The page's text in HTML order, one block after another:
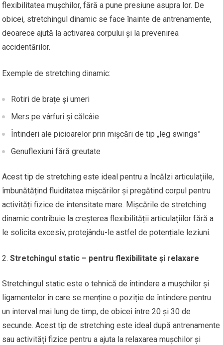
flexibilitatea mușchilor, fără a pune presiune asupra lor. De
obicei, stretchingul dinamic se face înainte de antrenamente,
deoarece ajută la activarea corpului și la prevenirea
accidentărilor.
Exemple de stretching dinamic:
Rotiri de brațe și umeri
Mers pe vârfuri și călcâie
Întinderi ale picioarelor prin mișcări de tip „leg swings”
Genuflexiuni fără greutate
Acest tip de stretching este ideal pentru a încălzi articulațiile,
îmbunătățind fluiditatea mișcărilor și pregătind corpul pentru
activități fizice de intensitate mare. Mișcările de stretching
dinamic contribuie la creșterea flexibilității articulațiilor fără a
le solicita excesiv, protejându-le astfel de potențiale leziuni.
Stretchingul static – pentru flexibilitate și relaxare
Stretchingul static este o tehnică de întindere a mușchilor și
ligamentelor în care se menține o poziție de întindere pentru
un interval mai lung de timp, de obicei între 20 și 30 de
secunde. Acest tip de stretching este ideal după antrenamente
sau activități fizice pentru a ajuta la relaxarea mușchilor și